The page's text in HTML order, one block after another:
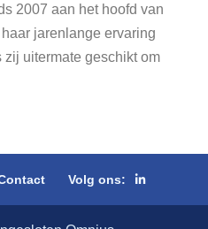
2007 aan het hoofd van
jarenlange ervaring
uitermate geschikt om
Volg ons: